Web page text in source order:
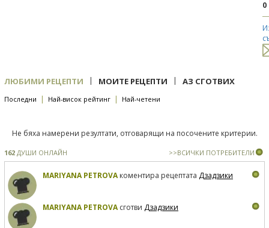
0
ЛЮБИМИ РЕЦЕПТИ | МОИТЕ РЕЦЕПТИ | АЗ СГОТВИХ
Последни | Най-висок рейтинг | Най-четени
Не бяха намерени резултати, отговарящи на посочените критерии.
162 ДУШИ ОНЛАЙН >>ВСИЧКИ ПОТРЕБИТЕЛИ
MARIYANA PETROVAкоментира рецептата Дзадзики
MARIYANA PETROVAсготви Дзадзики